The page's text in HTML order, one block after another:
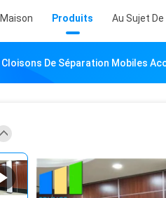
Maison Produits Au Sujet De
Cloisons De Séparation Mobiles